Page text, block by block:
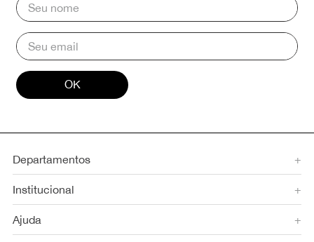
OK
Departamentos +
Institucional +
Ajuda +